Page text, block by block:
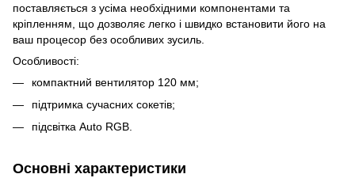
поставляється з усіма необхідними компонентами та
кріпленням, що дозволяє легко і швидко встановити його на
ваш процесор без особливих зусиль.
Особливості:
компактний вентилятор 120 мм;
підтримка сучасних сокетів;
підсвітка Auto RGB.
Основні характеристики